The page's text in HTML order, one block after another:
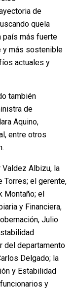
de
quela
país más fuerte
y más sostenible
actuales y
también
de
Aquino,
entre otros
Valdez Albizu, la
Torres; el gerente,
Montaño; el
y Financiera,
Julio
del departamento
Delgado; la
y Estabilidad
y